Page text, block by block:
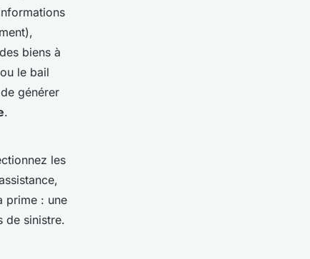
biens à
le bail
générer
.
les
prime : une
de sinistre.